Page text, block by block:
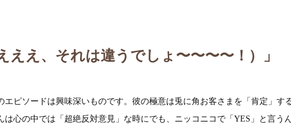
ええ、それは違うでしょ〜〜〜〜！）」
エピソードは興味深いものです。彼の極意は兎に角お客さまを「肯定」す
心の中では「超絶反対意見」な時にでも、ニッコニコで「YES」と言う